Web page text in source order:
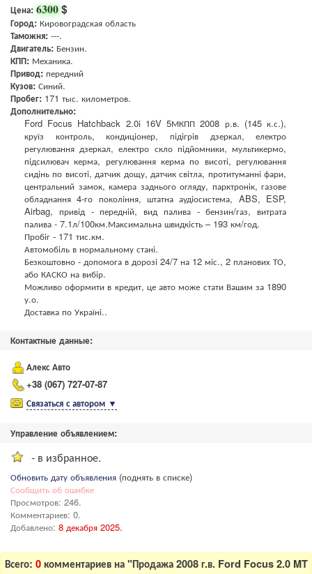
Цена:6300$
Город: Кировоградская область
Таможня: ---.
Двигатель: Бензин.
КПП: Механика.
Привод: передний
Кузов: Синий.
Пробег: 171 тыс. километров.
Дополнительно:
Ford Focus Hatchback 2.0і 16V 5МКПП 2008 р.в. (145 к.с.),
круїз контроль, кондиціонер, підігрів дзеркал, електро
регулювання дзеркал, електро скло підйомники, мультикермо,
підсилювач керма, регулювання керма по висоті, регулювання
сидінь по висоті, датчик дощу, датчик світла, протитуманні фари,
центральний замок, камера заднього огляду, парктронік, газове
обладнання 4-го покоління, штатна аудіосистема, ABS, ESP,
Airbag, привід - передній, вид палива - бензин/газ, витрата
палива - 7.1л/100км.Максимальна швидкість – 193 км/год.
Пробіг - 171 тис.км.
Автомобіль в нормальному стані.
Безкоштовно - допомога в дорозі 24/7 на 12 міс., 2 планових ТО,
або КАСКО на вибір.
Можливо оформити в кредит, це авто може стати Вашим за 1890
у.о.
Доставка по Україні..
Контактные данные:
Алекс Авто
+38 (067) 727-07-87
Связаться с автором ▼
Управление объявлением:
- в избранное.
Обновить дату объявления (поднять в списке)
Сообщить об ошибке
Просмотров: 246.
Комментариев: 0.
Добавлено: 8 декабря 2025.
Всего: 0 комментариев на "Продажа 2008 г.в. Ford Focus 2.0 MT